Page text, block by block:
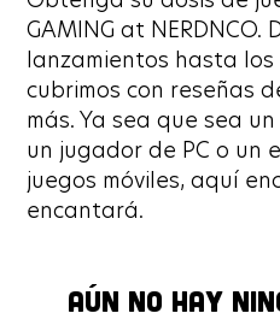
Aún no hay
GAMING at NERDNCO.
lanzamientos hasta
cubrimos con reseñas
más. Ya sea que sea
un jugador de PC o un
juegos móviles, aquí
encantará.
Aún no hay